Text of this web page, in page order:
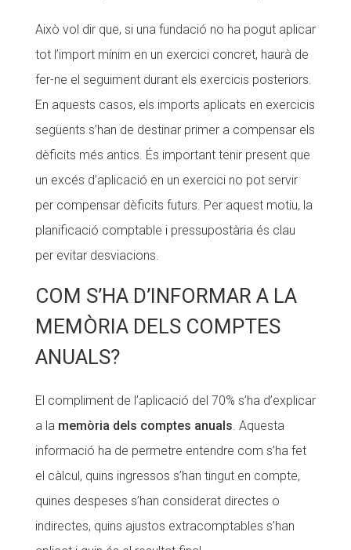
Això vol dir que, si una fundació no ha pogut aplicar
tot l’import mínim en un exercici concret, haurà de
fer-ne el seguiment durant els exercicis posteriors.
En aquests casos, els imports aplicats en exercicis
següents s’han de destinar primer a compensar els
dèficits més antics. És important tenir present que
un excés d’aplicació en un exercici no pot servir
per compensar dèficits futurs. Per aquest motiu, la
planificació comptable i pressupostària és clau
per evitar desviacions.
COM S’HA D’INFORMAR A LA
MEMÒRIA DELS COMPTES
ANUALS?
El compliment de l’aplicació del 70% s’ha d’explicar
a la memòria dels comptes anuals. Aquesta
informació ha de permetre entendre com s’ha fet
el càlcul, quins ingressos s’han tingut en compte,
quines despeses s’han considerat directes o
indirectes, quins ajustos extracomptables s’han